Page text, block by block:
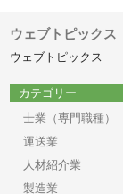
ウェブトピックス
ウェブトピックス
カテゴリー
士業（専門職種）
運送業
人材紹介業
製造業